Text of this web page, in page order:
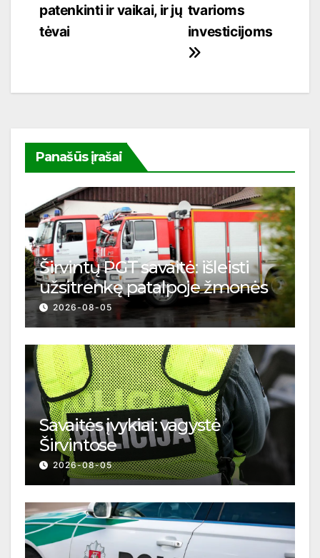
tvarioms
investicijoms
patenkinti ir vaikai, ir jų
tėvai
Panašūs įrašai
Širvintų PGT savaitė: išleisti
užsitrenkę patalpoje žmonės
2026-08-05
Savaitės įvykiai: vagystė
Širvintose
2026-08-05